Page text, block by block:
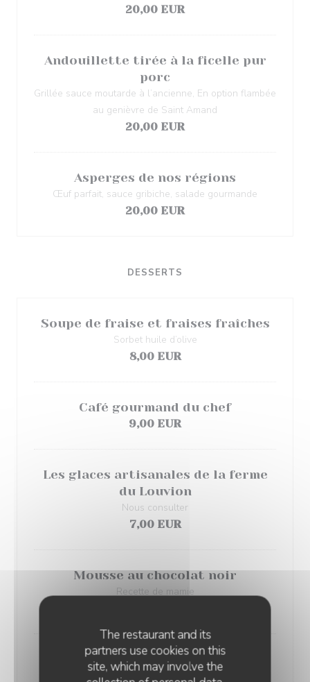
The restaurant and its
partners use cookies on this
site, which may involve the
20,00 EUR
Andouillette tirée à la ficelle pur
porc
Grillée sauce moutarde à l’ancienne, En option flambée
au genièvre de Saint Amand
20,00 EUR
Asperges de nos régions
Œuf parfait, sauce gribiche, salade gourmande
20,00 EUR
DESSERTS
Soupe de fraise et fraises fraîches
Sorbet huile d’olive
8,00 EUR
Café gourmand du chef
9,00 EUR
Les glaces artisanales de la ferme
du Louvion
Nous consulter
7,00 EUR
Mousse au chocolat noir
Recette de mamie
Tiramisu aux cookies
8,00 EUR